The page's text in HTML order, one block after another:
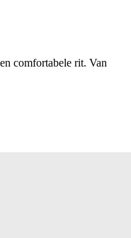
comfortabele rit. Van